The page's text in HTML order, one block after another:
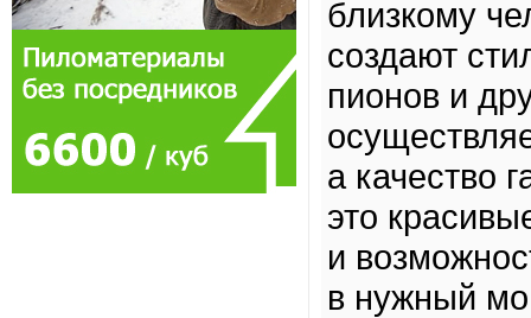
близкому
создают
пионов и
а качество
это
и
в нужный